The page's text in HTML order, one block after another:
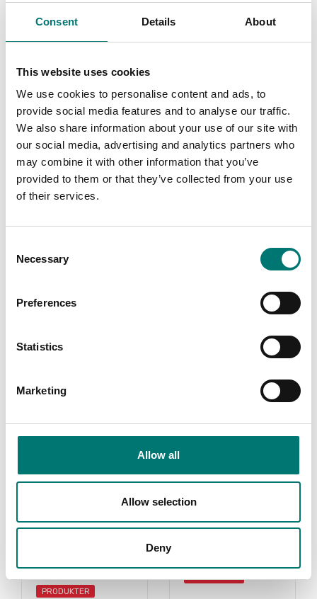
Consent Details About
This website uses cookies
We use cookies to personalise content and ads, to
provide social media features and to analyse our traffic.
We also share information about your use of our site with
our social media, advertising and analytics partners who
may combine it with other information that you’ve
provided to them or that they’ve collected from your use
of their services.
Selection
Necessary
Preferences
Statistics
Marketing
Allow all
Allow selection
Deny
Vågindikatorer
Pris från: 8 940 kr
ingångar, se options
Related pages
givare
PRODUKTER
VARUMÄRKE